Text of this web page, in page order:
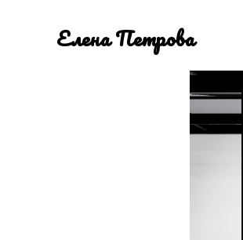
Елена Петрова